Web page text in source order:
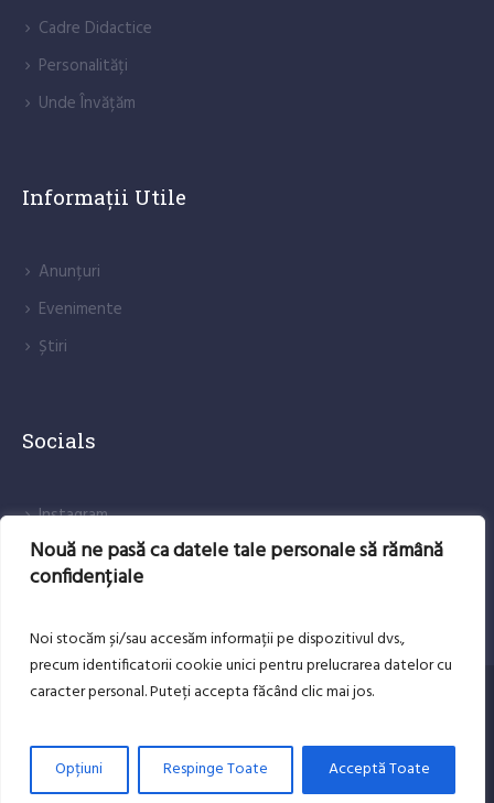
Nouă ne pasă ca datele tale personale să rămână
confidențiale
Noi stocăm și/sau accesăm informații pe dispozitivul dvs.,
precum identificatorii cookie unici pentru prelucrarea datelor cu
caracter personal. Puteți accepta făcând clic mai jos.
Opțiuni Respinge Toate Acceptă Toate
Cadre Didactice
Personalități
Unde Învățăm
Informații Utile
Anunțuri
Evenimente
Știri
Socials
lnstagram
Facebook
Copyright Andrei Benea-LTAI Brad © 2025 . All rights
reserved